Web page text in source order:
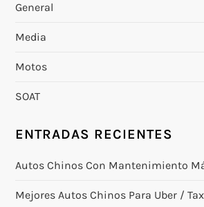
n
d
e
e
n
t
General
Media
Motos
SOAT
ENTRADAS RECIENTES
Autos Chinos Con Mantenimiento
Mejores Autos Chinos Para Uber /